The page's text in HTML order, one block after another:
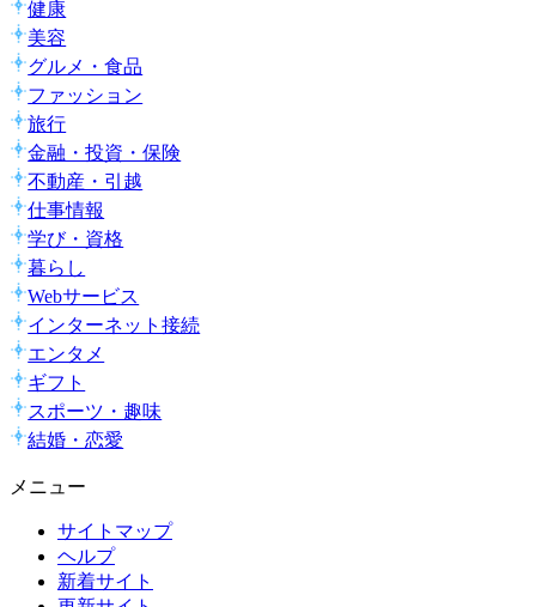
健康
美容
グルメ・食品
ファッション
旅行
金融・投資・保険
不動産・引越
仕事情報
学び・資格
暮らし
Webサービス
インターネット接続
エンタメ
ギフト
スポーツ・趣味
結婚・恋愛
メニュー
サイトマップ
ヘルプ
新着サイト